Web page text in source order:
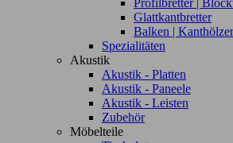
Profilbretter |
Glattkantbretter
Balken | Kanthölzer
Spezialitäten
Akustik
Akustik - Platten
Akustik - Paneele
Akustik - Leisten
Zubehör
Möbelteile